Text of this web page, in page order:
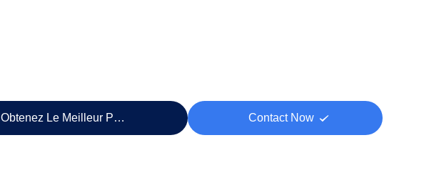
Obtenez Le Meilleur Prix Contact Now